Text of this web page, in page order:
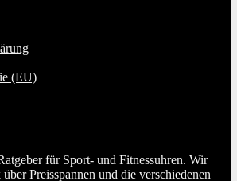
(EU)
für Sport- und Fitnessuhren. Wir
Preisspannen und die verschiedenen